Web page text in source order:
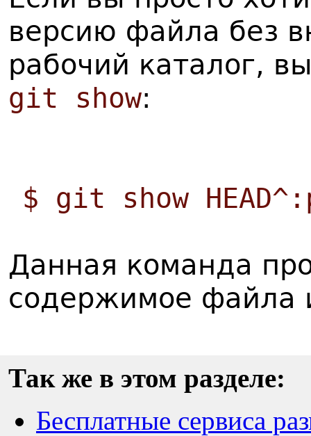
версию файла без
рабочий каталог,
git show:
$ git show
Данная команда
содержимое файла
Так же в этом разделе:
Бесплатные сервиса